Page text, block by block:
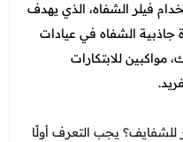
فيلر الشفاه، الذي يهدف
الشفاه في عيادات
للابتكارات
للشفايف؟ يجب التعرف أولًا